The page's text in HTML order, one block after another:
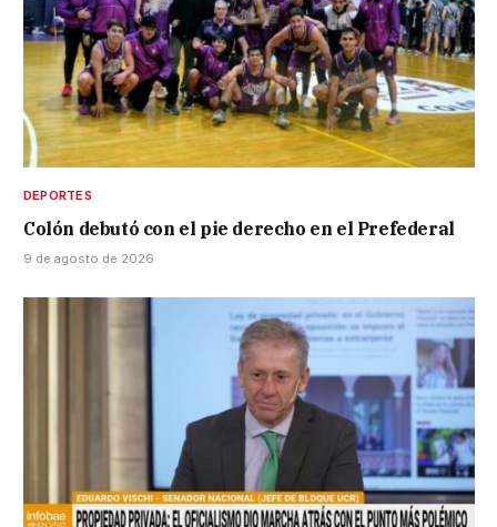
DEPORTES
Colón debutó con el pie derecho en el Prefederal
9 de agosto de 2026